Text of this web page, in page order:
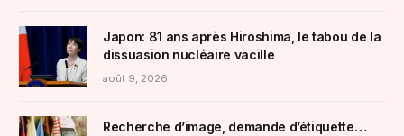
Japon: 81 ans après Hiroshima, le tabou de la
dissuasion nucléaire vacille
août 9, 2026
Recherche d’image, demande d’étiquette…